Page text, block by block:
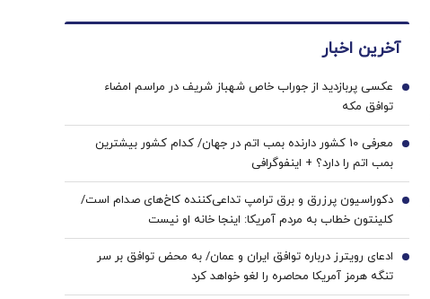
آخرین اخبار
عکسی پربازدید از جوراب‌ خاص شهباز شریف در مراسم امضاء
توافق‌ مکه
1
معرفی 10 کشور دارنده بمب اتم در جهان/ کدام کشور بیشترین
بمب اتم را دارد؟ + اینفوگرافی
2
دکوراسیون پرزرق‌ و برق ترامپ تداعی‌کننده کاخ‌های صدام است/
کلینتون خطاب به مردم آمریکا: اینجا خانه او نیست
3
ادعای رویترز درباره توافق ایران و عمان/ به محض توافق بر سر
تنگه هرمز آمریکا محاصره را لغو خواهد کرد
4